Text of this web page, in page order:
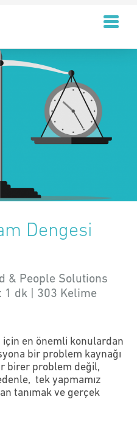
Dengesi
& People Solutions
1 dk 303 Kelime
için en önemli konulardan
bir problem kaynağı
birer problem değil,
tek yapmamız
tanımak ve gerçek